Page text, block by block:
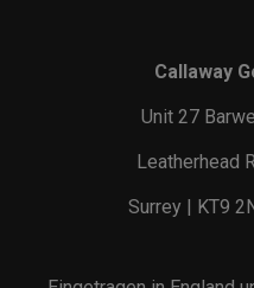
Callaway
Unit 27
Leatherhead
Surrey | KT9